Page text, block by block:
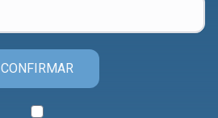
CONFIRMAR